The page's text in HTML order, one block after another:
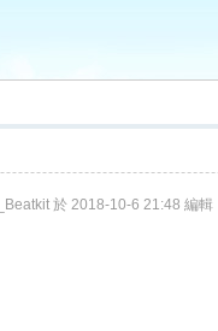
於 2018-10-6 21:48 編輯